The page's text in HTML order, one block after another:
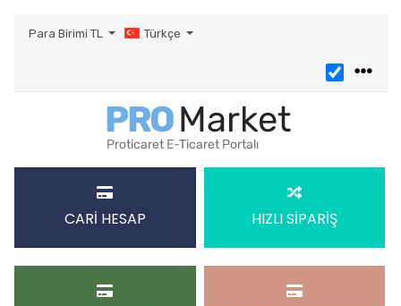
Para Birimi TL Türkçe
CARİ HESAP HIZLI SİPARİŞ